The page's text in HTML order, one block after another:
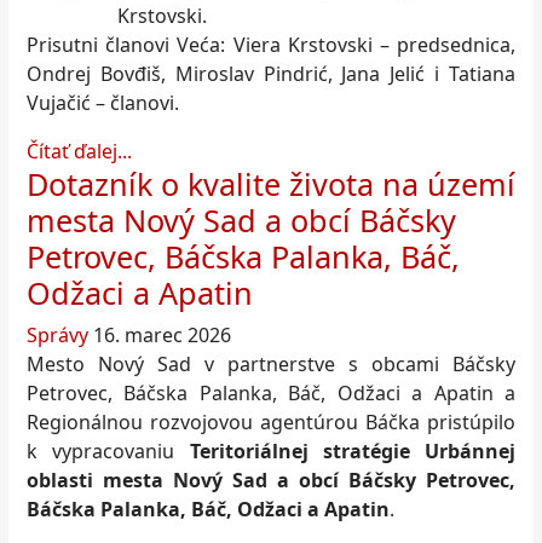
Krstovski.
Prisutni članovi Veća: Viera Krstovski – predsednica,
Ondrej Bovđiš, Miroslav Pindrić, Jana Jelić i Tatiana
Vujačić – članovi.
Čítať ďalej...
Dotazník o kvalite života na území
mesta Nový Sad a obcí Báčsky
Petrovec, Báčska Palanka, Báč,
Odžaci a Apatin
Správy 16. marec 2026
Mesto Nový Sad v partnerstve s obcami Báčsky
Petrovec, Báčska Palanka, Báč, Odžaci a Apatin a
Regionálnou rozvojovou agentúrou Báčka pristúpilo
k vypracovaniu Teritoriálnej stratégie Urbánnej
oblasti mesta Nový Sad a obcí Báčsky Petrovec,
Báčska Palanka, Báč, Odžaci a Apatin.